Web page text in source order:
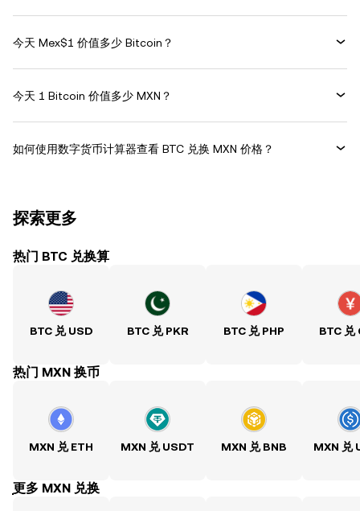
今天 Mex$1 价值多少 Bitcoin？
今天 1 Bitcoin 价值多少 MXN？
如何使用数字货币计算器查看 BTC 兑换 MXN 价格？
探索更多
热门 BTC 兑换算
BTC 兑 USD BTC 兑 PKR BTC 兑 PHP BTC 兑
热门 MXN 换币
MXN 兑 ETH MXN 兑 USDT MXN 兑 BNB MXN 兑
ִִִִִִִִִִִִִִִִִִִִִִִִִִִִִִִִִִִִִִִִִִִִִִִִ更多 MXN 兑换